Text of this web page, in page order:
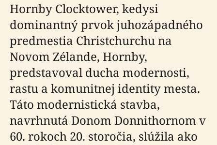
Hornby Clocktower, kedysi
dominantný prvok juhozápadného
predmestia Christchurchu na
Novom Zélande, Hornby,
predstavoval ducha modernosti,
rastu a komunitnej identity mesta.
Táto modernistická stavba,
navrhnutá Donom Donnithornom v
60. rokoch 20. storočia, slúžila ako